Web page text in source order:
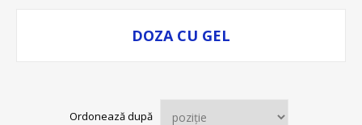
DOZA CU GEL
Ordonează după